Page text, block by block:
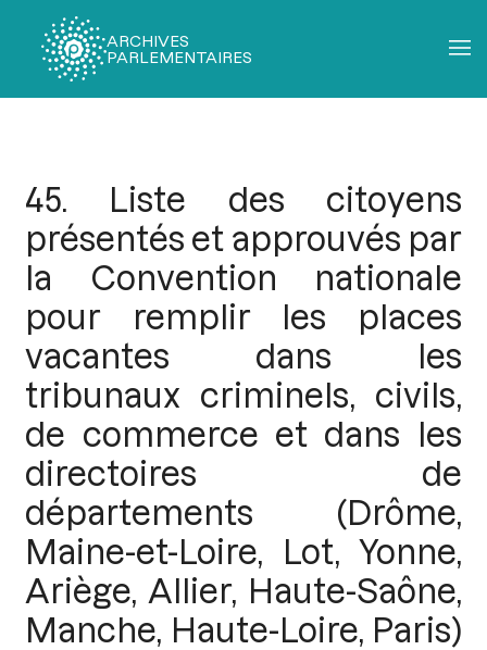
ARCHIVES
PARLEMENTAIRES
45. Liste des citoyens
présentés et approuvés par
la Convention nationale
pour remplir les places
vacantes dans les
tribunaux criminels, civils,
de commerce et dans les
directoires de
départements (Drôme,
Maine-et-Loire, Lot, Yonne,
Ariège, Allier, Haute-Saône,
Manche, Haute-Loire, Paris)